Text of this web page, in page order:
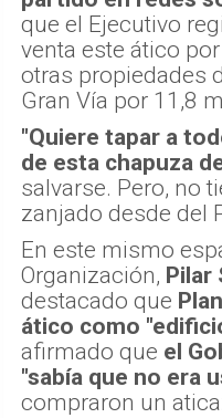
que el Ejecutivo
venta este ático
otras propiedades
Gran Vía por 11,8
"Quiere tapar a
de esta chapuza
salvarse. Pero, no
zanjado desde del
En este mismo
Organización, Pilar
destacado que
ático como
afirmado que el
"sabía que no era
compraron un